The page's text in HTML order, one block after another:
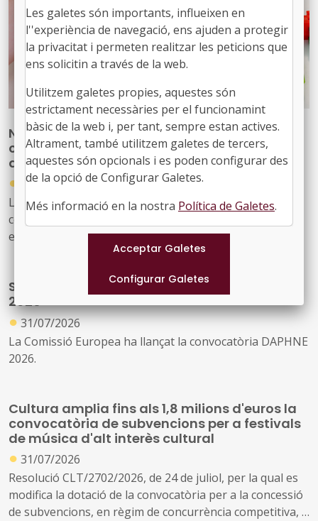
Nova publicació per reforçar les
competències del personal tècnic municipal
d’educació
●
31/07/2026
La Diputació de Barcelona ha editat la publicació ‘Marc
competencial del perfil tècnic municipal d’educació’, una
eina que defineix, ordena i enforteix el nou rol del
personal tècnic d’educació i el seu lideratge en el
locals
S'ha obert la convocatòria CERV DAPHNE
2026
●31/07/2026
La Comissió Europea ha llançat la convocatòria DAPHNE
2026.
Cultura amplia fins als 1,8 milions d'euros la
convocatòria de subvencions per a festivals
de música d'alt interès cultural
● 31/07/2026
Resolució CLT/2702/2026, de 24 de juliol, per la qual es
modifica la dotació de la convocatòria per a la concessió
de subvencions, en règim de concurrència competitiva, a
Les galetes són importants, influeixen en
l''experiència de navegació, ens ajuden a protegir
la privacitat i permeten realitzar les peticions que
ens solicitin a través de la web.
Utilitzem galetes propies, aquestes són
estrictament necessàries per el funcionamint
bàsic de la web i, per tant, sempre estan actives.
Altrament, també utilitzem galetes de tercers,
aquestes són opcionals i es poden configurar des
de la opció de Configurar Galetes.
Més informació en la nostra Política de Galetes.